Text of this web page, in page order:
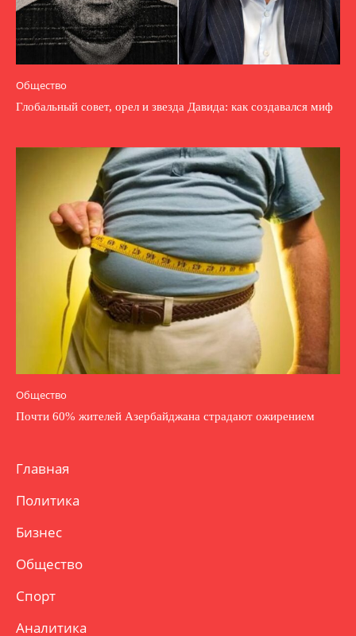
Общество
Глобальный совет, орел и звезда Давида: как создавался миф
Общество
Почти 60% жителей Азербайджана страдают ожирением
Главная
Политика
Бизнес
Общество
Спорт
Аналитика